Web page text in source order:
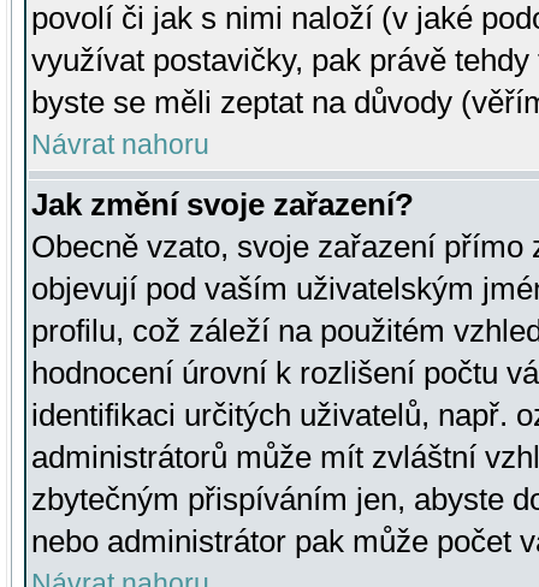
povolí či jak s nimi naloží (v jaké
využívat postavičky, pak právě
byste se měli zeptat na důvody
Návrat nahoru
Jak změní svoje zařazení?
Obecně vzato, svoje zařazení přímo
objevují pod vaším uživatelským
profilu, což záleží na použitém
hodnocení úrovní k rozlišení počtu
identifikaci určitých uživatelů, např.
administrátorů může mít zvláštní
zbytečným přispíváním jen, abyste
nebo administrátor pak může počet